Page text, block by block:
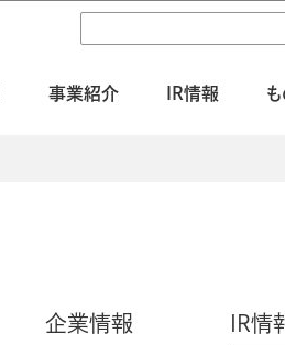
事業紹介 IR情報
企業情報 IR情